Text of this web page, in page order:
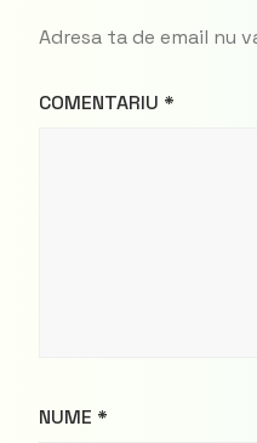
Adresa ta de email nu
COMENTARIU *
NUME *